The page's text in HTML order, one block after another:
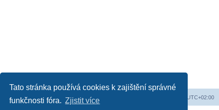
Tato stránka používá cookies k zajištění správné
funkčnosti fóra. Zjistit více
Obsah fóra UTC+02:00